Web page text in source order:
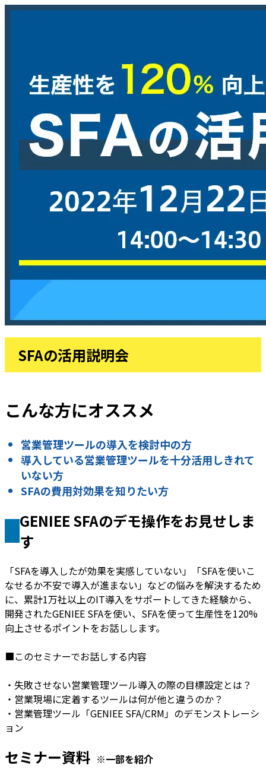
SFAの活用説明会
こんな方にオススメ
営業管理ツールの導入を検討中の方
導入している営業管理ツールを十分活用しきれて
いない方
SFAの費用対効果を知りたい方
GENIEE SFAのデモ操作をお見せしま
す
「SFAを導入したが効果を実感していない」「SFAを使いこ
なせるか不安で導入が進まない」などの悩みを解決するため
に、累計1万社以上のIT導入をサポートしてきた経験から、
開発されたGENIEE SFAを使い、SFAを使って生産性を120%
向上させるポイントをお話しします。
■このセミナーでお話しする内容
・失敗させない営業管理ツール導入の際の目標設定とは？
・営業現場に定着するツールは何が他と違うのか？
・営業管理ツール「GENIEE SFA/CRM」のデモンストレーシ
ョン
セミナー資料 ※一部を紹介